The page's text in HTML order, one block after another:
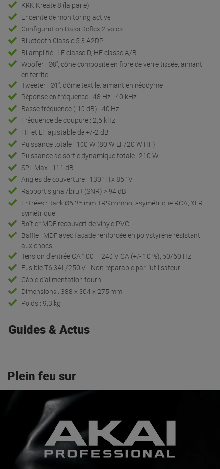
KRK Kreate 8 (la paire)
Enceinte de monitoring active
Configuration Bass Reflex 2 voies
Bluetooth Classic 5.3 A2DP
Bi-amplifié : LF classe D, HF classe A/B
Woofer : Ø8'', cône composite en fibre de verre tissée, aimant
en ferrite
Tweeter : Ø1'', dôme textile, aimant en néodyme
Réponse en fréquence : 48 Hz - 40 kHz
Basse fréquence (-10 dB) : 40 Hz
Fréquence de coupure : 2,5 kHz
HF et LF ajustable de +/-2 dB
Puissance totale : 100 W (80 W LF/20 W HF)
Puissance de sortie dynamique totale : 210 W
SPL Max : 111 dB
Angles de couverture : 130° H x 85° V
Rapport signal/bruit (SNR) > 94 dB
Entrées : Jack Ø6,35 mm TRS combo, asymétrique RCA, XLR
symétrique
Boîtier MDF recouvert de vinyle PVC
Baffle : MDF avec façade renforcée en polystyrène résistant
aux chocs
Tension d'entrée CA 100 – 240 V CA (+/- 10 %), 50/60 Hz
Fusible T6.3AL/250 V - Non réparable par l'utilisateur
Câble d'alimentation fourni
Dimensions : 388 x 304 x 275 mm
Poids : 9,3 kg
Guides & Actus
Plein feu sur